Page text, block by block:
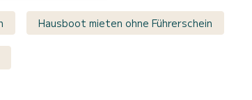
Hausboot mieten ohne Führerschein